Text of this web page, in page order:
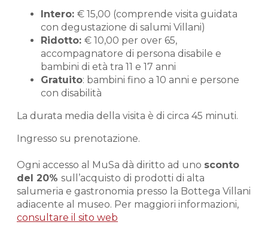
Intero: € 15,00 (comprende visita guidata
con degustazione di salumi Villani)
Ridotto: € 10,00 per over 65,
accompagnatore di persona disabile e
bambini di età tra 11 e 17 anni
Gratuito: bambini fino a 10 anni e persone
con disabilità
La durata media della visita è di circa 45 minuti.
Ingresso su prenotazione.
Ogni accesso al MuSa dà diritto ad uno sconto
del 20% sull’acquisto di prodotti di alta
salumeria e gastronomia presso la Bottega Villani
adiacente al museo. Per maggiori informazioni,
consultare il sito web